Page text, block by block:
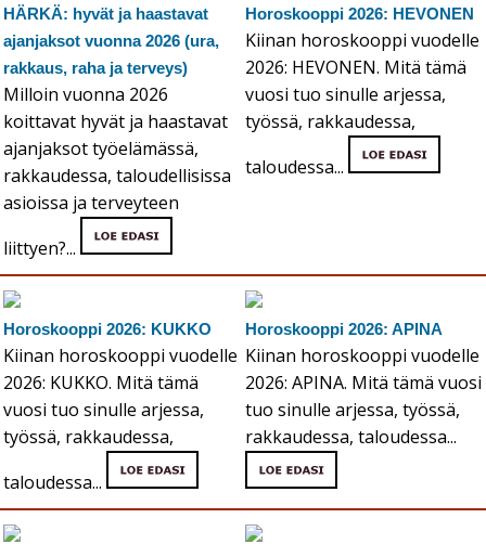
HÄRKÄ: hyvät ja haastavat
ajanjaksot vuonna 2026 (ura,
rakkaus, raha ja terveys)
Milloin vuonna 2026
koittavat hyvät ja haastavat
ajanjaksot työelämässä,
rakkaudessa, taloudellisissa
asioissa ja terveyteen
liittyen?...
Horoskooppi 2026: HEVONEN
Kiinan horoskooppi vuodelle
2026: HEVONEN. Mitä tämä
vuosi tuo sinulle arjessa,
työssä, rakkaudessa,
taloudessa...
Horoskooppi 2026: KUKKO
Kiinan horoskooppi vuodelle
2026: KUKKO. Mitä tämä
vuosi tuo sinulle arjessa,
työssä, rakkaudessa,
taloudessa...
Horoskooppi 2026: APINA
Kiinan horoskooppi vuodelle
2026: APINA. Mitä tämä vuosi
tuo sinulle arjessa, työssä,
rakkaudessa, taloudessa...